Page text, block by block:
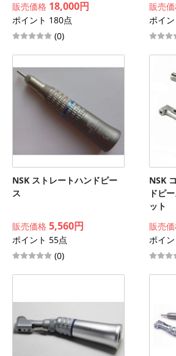
販売価格 18,000円
ポイント 180点
(0)
販売
ポイ
NSK ストレートハンドピー
ス
販売価格 5,560円
ポイント 55点
(0)
NSK
ドピ
ット
販売
ポイ